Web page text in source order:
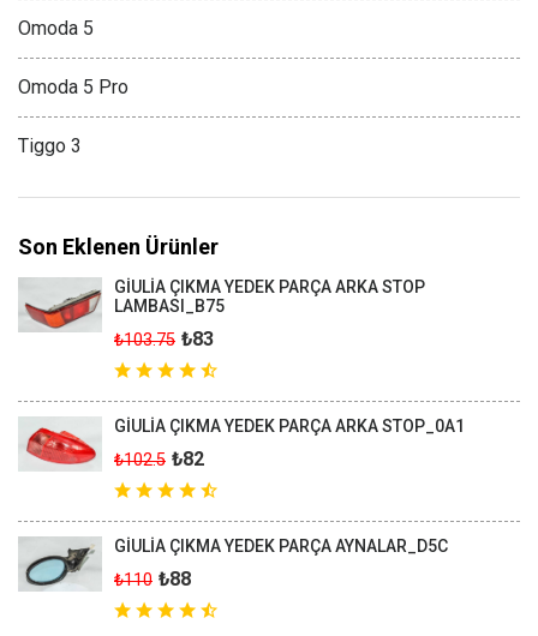
Omoda 5
Omoda 5 Pro
Tiggo 3
Son Eklenen Ürünler
GİULİA ÇIKMA YEDEK PARÇA ARKA STOP
LAMBASI_B75
₺103.75 ₺83
GİULİA ÇIKMA YEDEK PARÇA ARKA STOP_0A1
₺102.5 ₺82
GİULİA ÇIKMA YEDEK PARÇA AYNALAR_D5C
₺110 ₺88